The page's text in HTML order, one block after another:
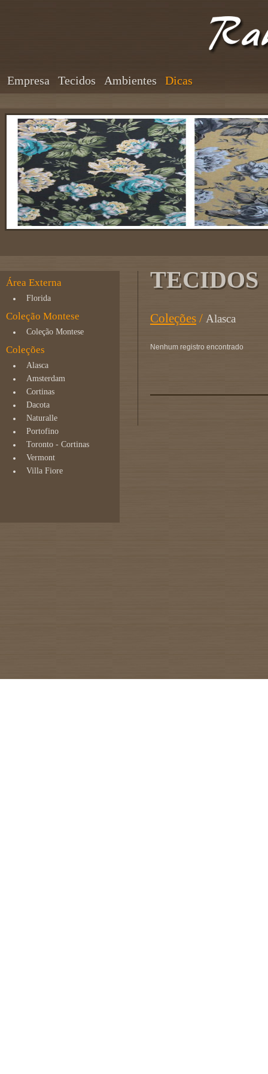
Empresa Tecidos Ambientes Dicas
Área Externa
Florida
Coleção Montese
Coleção Montese
Coleções
Alasca
Amsterdam
Cortinas
Dacota
Naturalle
Portofino
Toronto - Cortinas
Vermont
Villa Fiore
TECIDOS
Coleções / Alasca
Nenhum registro encontrado